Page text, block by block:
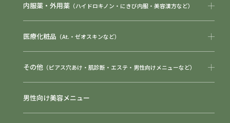
内服薬・外用薬 （ハイドロキノン・にきび内服・美容漢方など）
医療化粧品 （At.・ゼオスキンなど）
その他 （ピアス穴あけ・肌診断・エステ・男性向けメニューなど）
男性向け美容メニュー